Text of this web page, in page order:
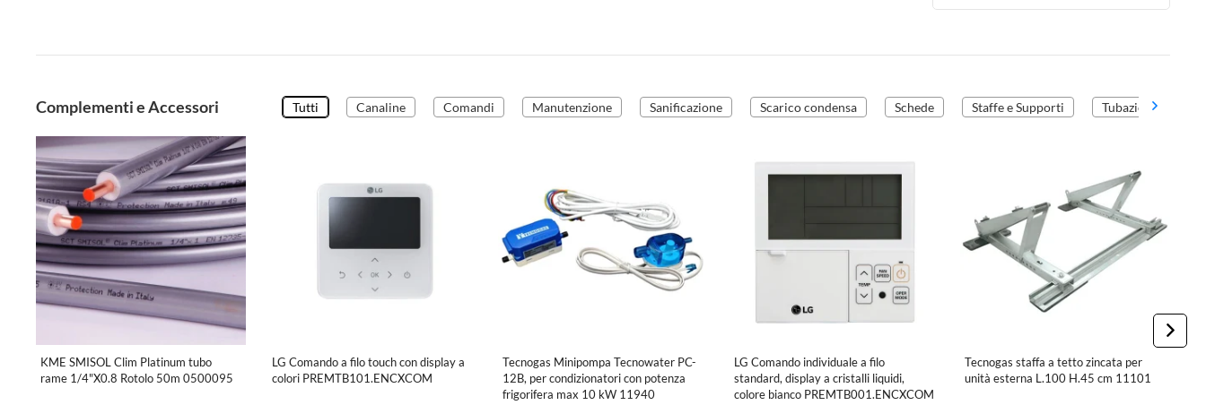
Complementi e Accessori Tutti Canaline Comandi Manutenzione Sanificazione Scarico condensa Schede Staffe e Supporti Tubazioni
KME SMISOL Clim Platinum tubo
rame 1/4"X0.8 Rotolo 50m 0500095
LG Comando a filo touch con display a
colori PREMTB101.ENCXCOM
Tecnogas Minipompa Tecnowater PC-
12B, per condizionatori con potenza
frigorifera max 10 kW 11940
LG Comando individuale a filo
standard, display a cristalli liquidi,
colore bianco PREMTB001.ENCXCOM
Tecnogas staffa a tetto zincata per
unità esterna L.100 H.45 cm 11101